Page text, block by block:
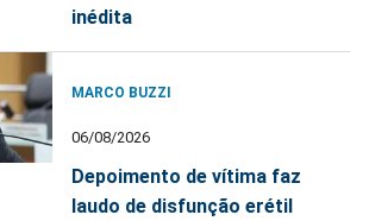
inédita
MARCO BUZZI
06/08/2026
Depoimento de vítima faz
laudo de disfunção erétil